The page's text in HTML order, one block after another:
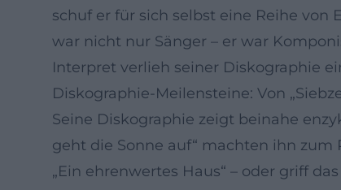
schuf er für sich selbst eine Reihe von
war nicht nur Sänger – er war
Interpret verlieh seiner Diskographie
Diskographie-Meilensteine: Von
Seine Diskographie zeigt beinahe
geht die Sonne auf“ machten ihn
„Ein ehrenwertes Haus“ – oder griff